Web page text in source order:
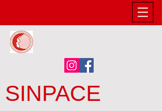
SINPACE